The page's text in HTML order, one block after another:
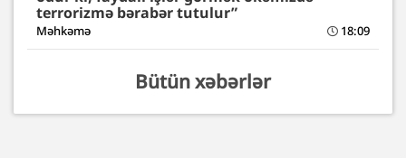
terrorizmə bərabər tutulur”
Məhkəmə 18:09
Bütün xəbərlər